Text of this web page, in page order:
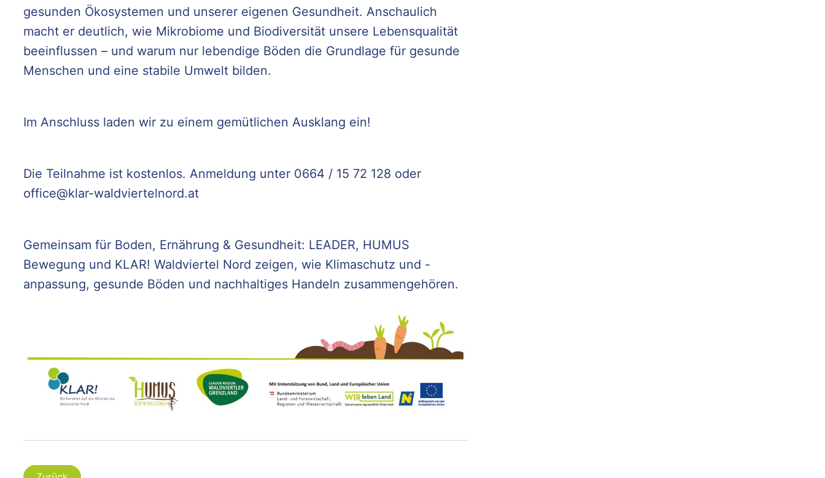
gesunden Ökosystemen und unserer eigenen Gesundheit. Anschaulich
macht er deutlich, wie Mikrobiome und Biodiversität unsere Lebensqualität
beeinflussen – und warum nur lebendige Böden die Grundlage für gesunde
Menschen und eine stabile Umwelt bilden.
Im Anschluss laden wir zu einem gemütlichen Ausklang ein!
Die Teilnahme ist kostenlos. Anmeldung unter 0664 / 15 72 128 oder
office@klar-waldviertelnord.at
Gemeinsam für Boden, Ernährung & Gesundheit: LEADER, HUMUS
Bewegung und KLAR! Waldviertel Nord zeigen, wie Klimaschutz und -
anpassung, gesunde Böden und nachhaltiges Handeln zusammengehören.